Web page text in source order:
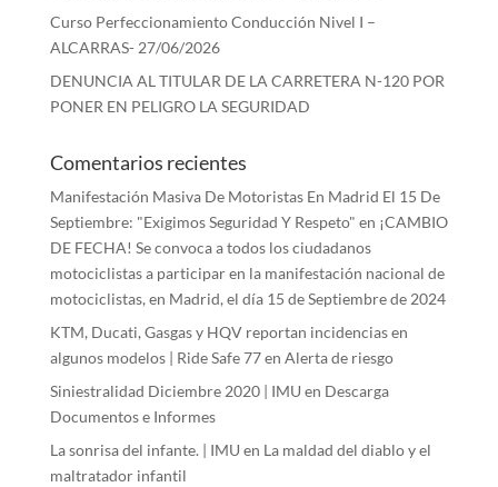
Curso Perfeccionamiento Conducción Nivel I –
ALCARRAS- 27/06/2026
DENUNCIA AL TITULAR DE LA CARRETERA N-120 POR
PONER EN PELIGRO LA SEGURIDAD
Comentarios recientes
Manifestación Masiva De Motoristas En Madrid El 15 De
Septiembre: "Exigimos Seguridad Y Respeto" en ¡CAMBIO
DE FECHA! Se convoca a todos los ciudadanos
motociclistas a participar en la manifestación nacional de
motociclistas, en Madrid, el día 15 de Septiembre de 2024
KTM, Ducati, Gasgas y HQV reportan incidencias en
algunos modelos | Ride Safe 77en Alerta de riesgo
Siniestralidad Diciembre 2020 | IMU en Descarga
Documentos e Informes
La sonrisa del infante. | IMU en La maldad del diablo y el
maltratador infantil